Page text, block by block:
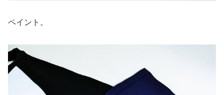
ペイント。